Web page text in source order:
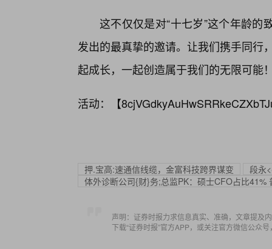
这不仅仅是对“十七岁”这个年龄
发出的最真挚的邀请。让我们携手同行
起成长，一起创造属于我们的无限可能
活动：【
押.宝高:速通信线缆，金富科技跨界谋变
段永
体外诊断公司{财}务;总监PK：硕士CFO占比41%
声明：证券时报力求信息真实、准确，文章提及
下载“证券时报”官方APP，或关注官方微信公众